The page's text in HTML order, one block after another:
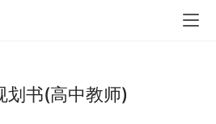
划书(高中教师)